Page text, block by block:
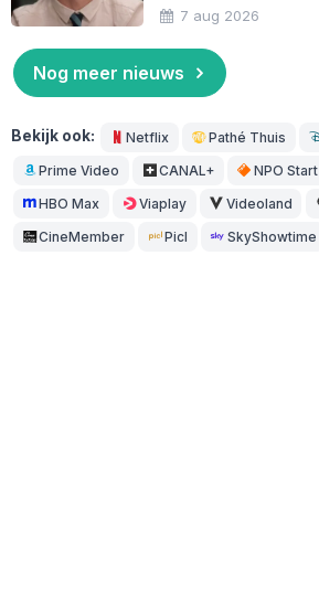
7 aug 2026
Nog meer nieuws
Bekijk ook: Netflix Pathé Thuis
Prime Video CANAL+ NPO Start
HBO Max Viaplay Videoland
CineMember Picl SkyShowtime